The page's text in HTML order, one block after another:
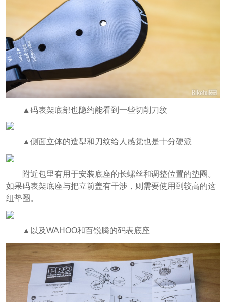
▲码表架底部也隐约能看到一些切削刀纹
▲侧面立体的造型和刀纹给人感觉也是十分硬派
附近包里有用于安装底座的长螺丝和调整位置的垫圈。
如果码表架底座与把立前盖有干涉，则需要使用到较高的这
组垫圈。
▲以及WAHOO和百锐腾的码表底座